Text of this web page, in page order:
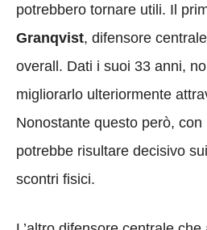
potrebbero tornare utili. Il
Granqvist, difensore
overall. Dati i suoi 33 anni,
migliorarlo ulteriormente
Nonostante questo però,
potrebbe risultare decisivo
scontri fisici.